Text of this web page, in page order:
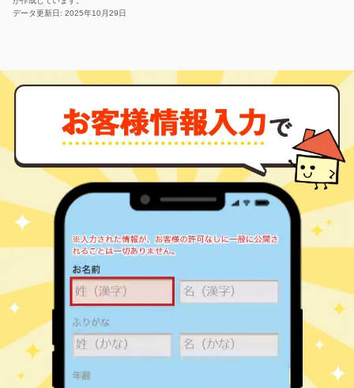
六野 24,000
熱田
徒歩9分
年
六野 3,900 万円
徒歩 分
データ更新日: 2025年10月29日